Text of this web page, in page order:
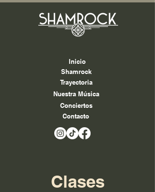
Shamrock
Trayectoria
Nuestra Música
Conciertos
Contacto
Inicio
Clases